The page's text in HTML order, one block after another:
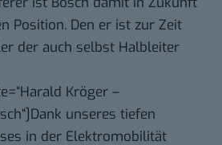
Position. Den er ist zur Zeit
der auch selbst Halbleiter
Kröger –
unseres tiefen
in der Elektromobilität